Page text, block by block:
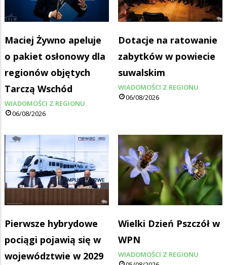
Maciej Żywno apeluje
o pakiet osłonowy dla
regionów objętych
Tarczą Wschód
WIADOMOŚCI Z REGIONU
06/08/2026
Dotacje na ratowanie
zabytków w powiecie
suwalskim
WIADOMOŚCI Z REGIONU
06/08/2026
Pierwsze hybrydowe
pociągi pojawią się w
województwie w 2029
Wielki Dzień Pszczół w
WPN
WIADOMOŚCI Z REGIONU